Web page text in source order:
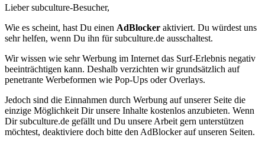
Lieber subculture-Besucher,
Wie es scheint, hast Du einen AdBlocker aktiviert. Du würdest uns
sehr helfen, wenn Du ihn für subculture.de ausschaltest.
Wir wissen wie sehr Werbung im Internet das Surf-Erlebnis negativ
beeinträchtigen kann. Deshalb verzichten wir grundsätzlich auf
penetrante Werbeformen wie Pop-Ups oder Overlays.
Jedoch sind die Einnahmen durch Werbung auf unserer Seite die
einzige Möglichkeit Dir unsere Inhalte kostenlos anzubieten. Wenn
Dir subculture.de gefällt und Du unsere Arbeit gern unterstützen
möchtest, deaktiviere doch bitte den AdBlocker auf unseren Seiten.